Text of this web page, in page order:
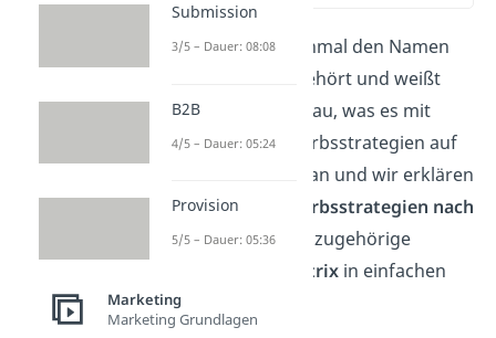
Du hast schon einmal den Namen
Michael Porter gehört und weißt
aber nicht so genau, was es mit
seinen Wettbewerbsstrategien auf
sich hat? Bleib dran und wir erklären
dir dieWettbewerbsstrategien nach
Porterund die dazugehörige
Wettbewerbsmatrixin einfachen
Worten.
Submission
3/5 – Dauer: 08:08
B2B
4/5 – Dauer: 05:24
Provision
5/5 – Dauer: 05:36
Marketing
Marketing Grundlagen